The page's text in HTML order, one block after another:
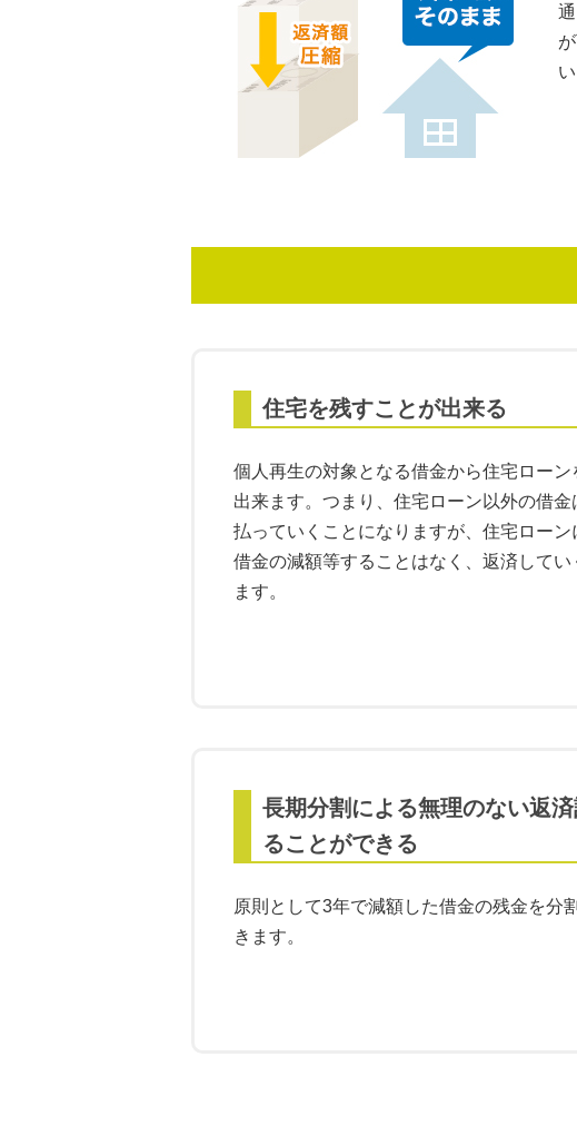
住宅を残すことが出来る
個人再生の対象となる借金から住宅ローン
出来ます。つまり、住宅ローン以外の借金
払っていくことになりますが、住宅ローン
借金の減額等することはなく、返済してい
ます。
長期分割による無理のない返
ることができる
原則として3年で減額した借金の残金を分
きます。